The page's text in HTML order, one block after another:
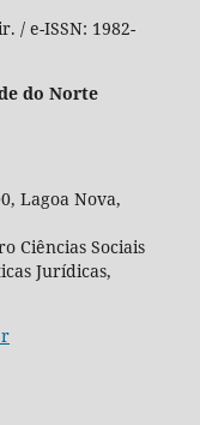
/ e-ISSN: 1982-
do Norte
Lagoa Nova,
Ciências Sociais
Jurídicas,